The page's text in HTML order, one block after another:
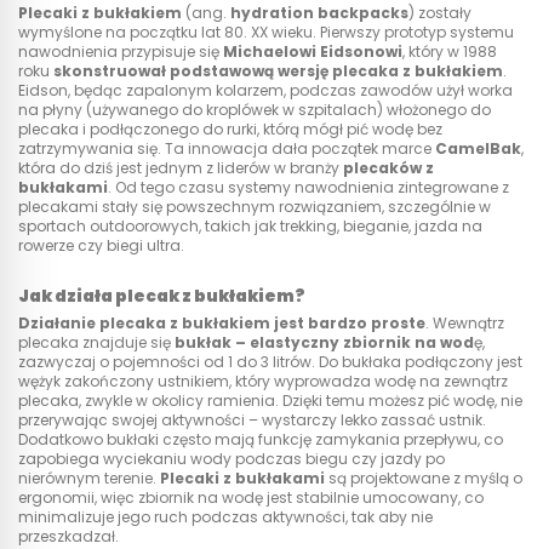
Plecaki z bukłakiem (ang. hydration backpacks) zostały
wymyślone na początku lat 80. XX wieku. Pierwszy prototyp systemu
nawodnienia przypisuje się Michaelowi Eidsonowi, który w 1988
roku skonstruował podstawową wersję plecaka z bukłakiem.
Eidson, będąc zapalonym kolarzem, podczas zawodów użył worka
na płyny (używanego do kroplówek w szpitalach) włożonego do
plecaka i podłączonego do rurki, którą mógł pić wodę bez
zatrzymywania się. Ta innowacja dała początek marce CamelBak,
która do dziś jest jednym z liderów w branży plecaków z
bukłakami. Od tego czasu systemy nawodnienia zintegrowane z
plecakami stały się powszechnym rozwiązaniem, szczególnie w
sportach outdoorowych, takich jak trekking, bieganie, jazda na
rowerze czy biegi ultra.
Jak działa plecak z bukłakiem?
Działanie plecaka z bukłakiem jest bardzo proste. Wewnątrz
plecaka znajduje się bukłak – elastyczny zbiornik na wodę,
zazwyczaj o pojemności od 1 do 3 litrów. Do bukłaka podłączony jest
wężyk zakończony ustnikiem, który wyprowadza wodę na zewnątrz
plecaka, zwykle w okolicy ramienia. Dzięki temu możesz pić wodę, nie
przerywając swojej aktywności – wystarczy lekko zassać ustnik.
Dodatkowo bukłaki często mają funkcję zamykania przepływu, co
zapobiega wyciekaniu wody podczas biegu czy jazdy po
nierównym terenie. Plecaki z bukłakami są projektowane z myślą o
ergonomii, więc zbiornik na wodę jest stabilnie umocowany, co
minimalizuje jego ruch podczas aktywności, tak aby nie
przeszkadzał.